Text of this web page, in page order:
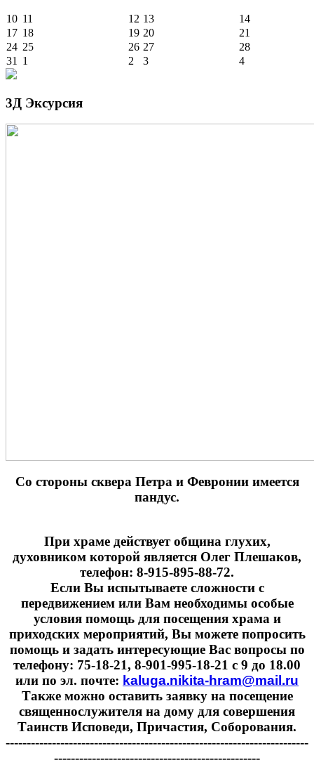
10 11 12 13
14
17 18 19 20
21
24 25 26 27
28
31
1 2 3 4
3Д Эксурсия
Cо стороны сквера Петра и Февронии имеется
пандус.
При храме действует община глухих,
духовником которой является Олег Плешаков,
телефон: 8-915-895-88-72.
Если Вы испытываете сложности с
передвижением или Вам необходимы особые
условия помощь для посещения храма и
приходских мероприятий, Вы можете попросить
помощь и задать интересующие Вас вопросы по
телефону: 75-18-21, 8-901-995-18-21 с 9 до 18.00
или по эл. почте: kaluga.nikita-hram@mail.ru
Также можно оставить заявку на посещение
священнослужителя на дому для совершения
Таинств Исповеди, Причастия, Соборования.
------------------------------------------------------------------------
-------------------------------------------------